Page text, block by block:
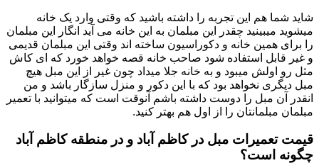
شاید شما هم این تجربه را داشته باشید که وقتی وارد یک خانه
میشوید میبینید چقدر این مبلمان به این خانه می آید انگار این مبلمان
را برای همین خانه و دکوراسیون ساخته اند وقتی این مبلمان قدیمی
و غیر قابل استفاده شود صاحب خانه قصه خواهد خورد که ای کاش
مثل رو اولش میبود و به خانه جلا میداد چون غیر از این مبل هیچ
مبل دیگری نخواهد بود که با این دکور و منزل سازگار باشد و من
انقدر آن مبل را دوست داشته باشم آنوقت است که میتوانید با تعمیر
مبلمان مبلمانتان را از اول هم بهتر کنید.
قیمت تعمیرات مبل در کاظم آباد و در منطقه کاظم آباد
چگونه است؟